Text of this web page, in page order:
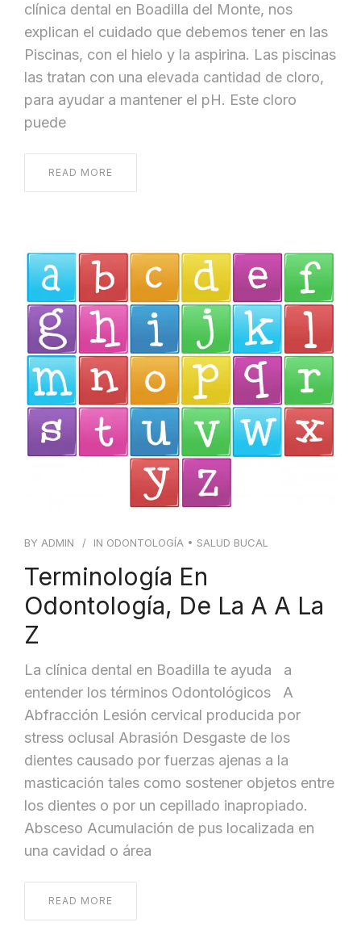
clínica dental en Boadilla del Monte, nos
explican el cuidado que debemos tener en las
Piscinas, con el hielo y la aspirina. Las piscinas
las tratan con una elevada cantidad de cloro,
para ayudar a mantener el pH. Este cloro
puede
READ MORE
BY ADMIN IN ODONTOLOGÍA • SALUD BUCAL
Terminología En
Odontología, De La A A La
Z
La clínica dental en Boadilla te ayuda a
entender los términos Odontológicos A
Abfracción Lesión cervical producida por
stress oclusal Abrasión Desgaste de los
dientes causado por fuerzas ajenas a la
masticación tales como sostener objetos entre
los dientes o por un cepillado inapropiado.
Absceso Acumulación de pus localizada en
una cavidad o área
READ MORE